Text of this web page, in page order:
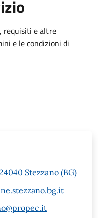
requisiti e altre
e le condizioni di
Stezzano (BG)